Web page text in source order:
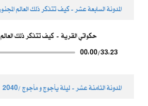
المدونة السابعة عشر - كيف تتذكر ذلك العالم
كيف تتذكر ذلك العالم حكواتي القرية
00:00/33:23
المدونة الثامنة عشر - ​ليلة يأجوج و مأجوج /2040